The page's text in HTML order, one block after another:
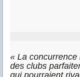
« La
des clubs
qui pourraient